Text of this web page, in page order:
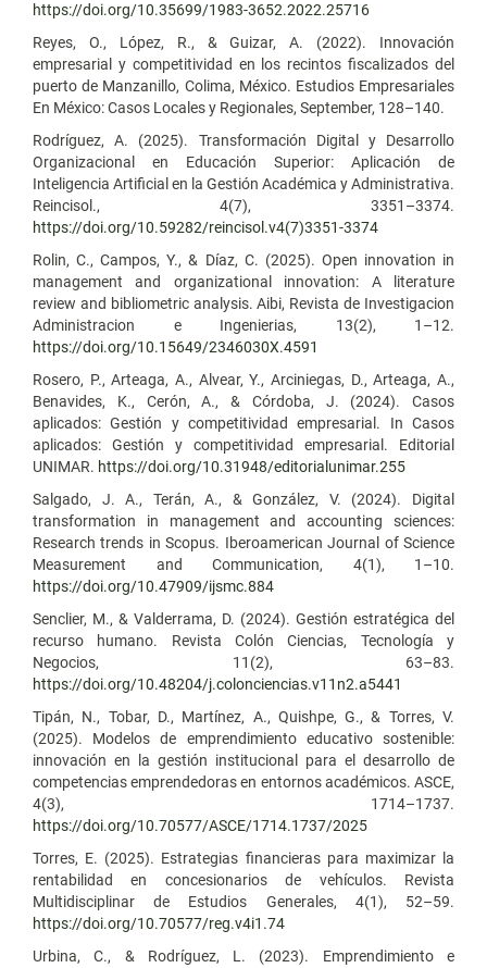
https://doi.org/10.35699/1983-3652.2022.25716
Reyes, O., López, R., & Guizar, A. (2022). Innovación
empresarial y competitividad en los recintos fiscalizados del
puerto de Manzanillo, Colima, México. Estudios Empresariales
En México: Casos Locales y Regionales, September, 128–140.
Rodríguez, A. (2025). Transformación Digital y Desarrollo
Organizacional en Educación Superior: Aplicación de
Inteligencia Artificial en la Gestión Académica y Administrativa.
Reincisol., 4(7), 3351–3374.
https://doi.org/10.59282/reincisol.v4(7)3351-3374
Rolin, C., Campos, Y., & Díaz, C. (2025). Open innovation in
management and organizational innovation: A literature
review and bibliometric analysis. Aibi, Revista de Investigacion
Administracion e Ingenierias, 13(2), 1–12.
https://doi.org/10.15649/2346030X.4591
Rosero, P., Arteaga, A., Alvear, Y., Arciniegas, D., Arteaga, A.,
Benavides, K., Cerón, A., & Córdoba, J. (2024). Casos
aplicados: Gestión y competitividad empresarial. In Casos
aplicados: Gestión y competitividad empresarial. Editorial
UNIMAR. https://doi.org/10.31948/editorialunimar.255
Salgado, J. A., Terán, A., & González, V. (2024). Digital
transformation in management and accounting sciences:
Research trends in Scopus. Iberoamerican Journal of Science
Measurement and Communication, 4(1), 1–10.
https://doi.org/10.47909/ijsmc.884
Senclier, M., & Valderrama, D. (2024). Gestión estratégica del
recurso humano. Revista Colón Ciencias, Tecnología y
Negocios, 11(2), 63–83.
https://doi.org/10.48204/j.colonciencias.v11n2.a5441
Tipán, N., Tobar, D., Martínez, A., Quishpe, G., & Torres, V.
(2025). Modelos de emprendimiento educativo sostenible:
innovación en la gestión institucional para el desarrollo de
competencias emprendedoras en entornos académicos. ASCE,
4(3), 1714–1737.
https://doi.org/10.70577/ASCE/1714.1737/2025
Torres, E. (2025). Estrategias financieras para maximizar la
rentabilidad en concesionarios de vehículos. Revista
Multidisciplinar de Estudios Generales, 4(1), 52–59.
https://doi.org/10.70577/reg.v4i1.74
Urbina, C., & Rodríguez, L. (2023). Emprendimiento e